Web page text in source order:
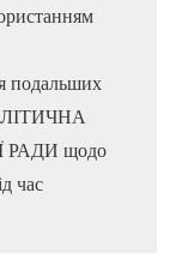
подальших
щодо
час